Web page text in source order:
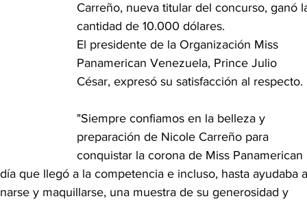
Carreño, nueva titular del concurso, ganó
cantidad de 10.000 dólares.
El presidente de la Organización Miss
Panamerican Venezuela, Prince Julio
César, expresó su satisfacción al respecto.
"Siempre confiamos en la belleza y
preparación de Nicole Carreño para
conquistar la corona de Miss Panamerican
que llegó a la competencia e incluso, hasta ayudaba
y maquillarse, una muestra de su generosidad y